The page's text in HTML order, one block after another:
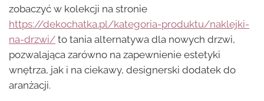
zobaczyć w kolekcji na stronie
https://dekochatka.pl/kategoria-produktu/naklejki-
na-drzwi/ to tania alternatywa dla nowych drzwi,
pozwalająca zarówno na zapewnienie estetyki
wnętrza, jak i na ciekawy, designerski dodatek do
aranżacji.